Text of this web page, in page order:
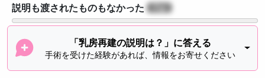
説明も渡されたものもなかった
?
「乳房再建の説明は？」に答える
手術を受けた経験があれば、情報をお寄せください